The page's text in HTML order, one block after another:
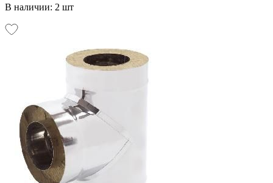
В наличии: 2 шт